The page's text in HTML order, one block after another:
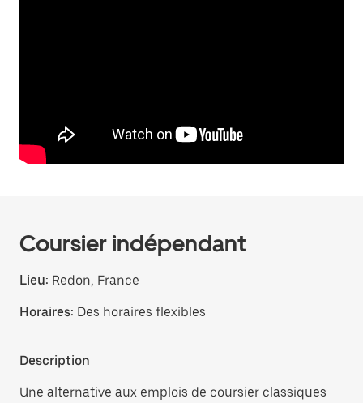
Coursier indépendant
Lieu: Redon, France
Horaires: Des horaires flexibles
Description
Une alternative aux emplois de coursier classiques